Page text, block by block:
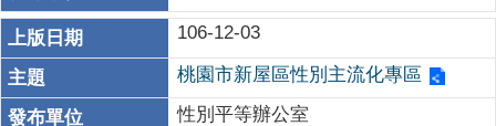
106-12-03
桃園市新屋區性別主流化專區
性別平等辦公室